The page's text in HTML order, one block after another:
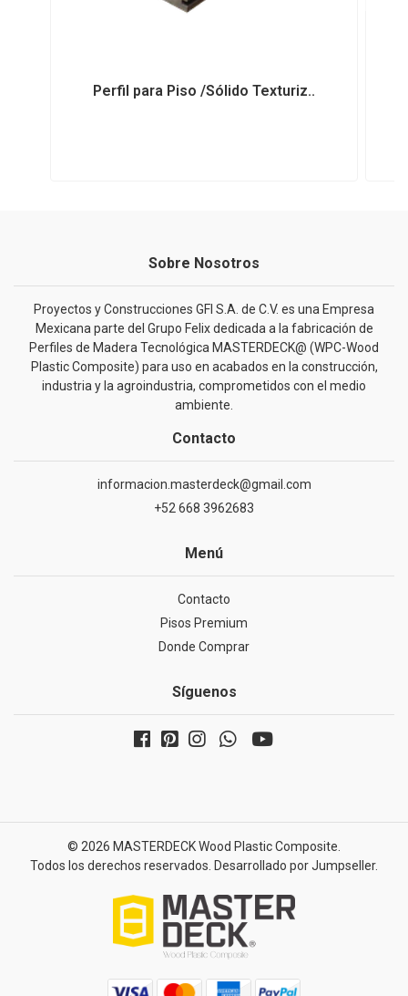
Perfil para Piso /Sólido Texturiz..
Sobre Nosotros
Proyectos y Construcciones GFI S.A. de C.V. es una Empresa
Mexicana parte del Grupo Felix dedicada a la fabricación de
Perfiles de Madera Tecnológica MASTERDECK@ (WPC-Wood
Plastic Composite) para uso en acabados en la construcción,
industria y la agroindustria, comprometidos con el medio
ambiente.
Contacto
informacion.masterdeck@gmail.com
+52 668 3962683
Menú
Contacto
Pisos Premium
Donde Comprar
Síguenos
© 2026 MASTERDECK Wood Plastic Composite.
Todos los derechos reservados. Desarrollado por Jumpseller.